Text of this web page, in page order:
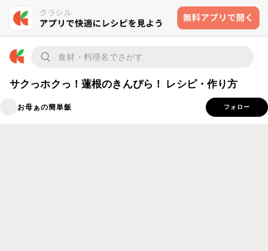
サクっホクっ！蓮根のきんぴら！ レシピ・作り方
お母ぁの簡単飯 フォロー